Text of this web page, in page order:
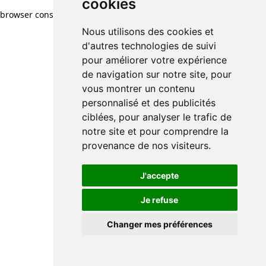
cookies
Nous utilisons des cookies et
d'autres technologies de suivi
pour améliorer votre expérience
de navigation sur notre site, pour
vous montrer un contenu
personnalisé et des publicités
ciblées, pour analyser le trafic de
notre site et pour comprendre la
provenance de nos visiteurs.
J'accepte
Je refuse
Changer mes préférences
browser console for more information)